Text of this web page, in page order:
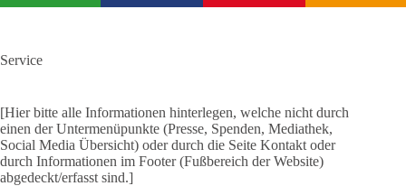
Service
[Hier bitte alle Informationen hinterlegen, welche nicht durch
einen der Untermenüpunkte (Presse, Spenden, Mediathek,
Social Media Übersicht) oder durch die Seite Kontakt oder
durch Informationen im Footer (Fußbereich der Website)
abgedeckt/erfasst sind.]